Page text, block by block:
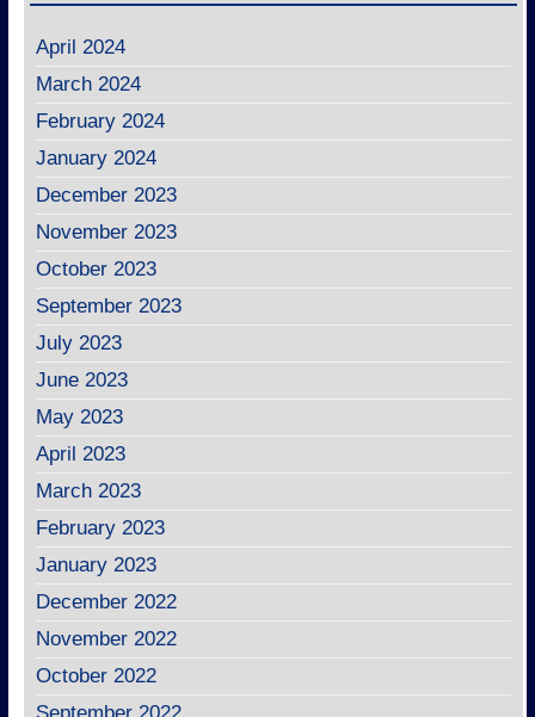
April 2024
March 2024
February 2024
January 2024
December 2023
November 2023
October 2023
September 2023
July 2023
June 2023
May 2023
April 2023
March 2023
February 2023
January 2023
December 2022
November 2022
October 2022
September 2022